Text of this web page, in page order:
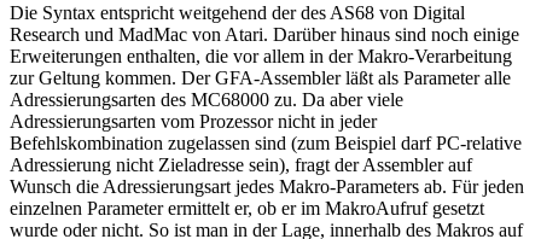
Die Syntax entspricht weitgehend der des AS68 von Digital
Research und MadMac von Atari. Darüber hinaus sind noch einige
Erweiterungen enthalten, die vor allem in der Makro-Verarbeitung
zur Geltung kommen. Der GFA-Assembler läßt als Parameter alle
Adressierungsarten des MC68000 zu. Da aber viele
Adressierungsarten vom Prozessor nicht in jeder
Befehlskombination zugelassen sind (zum Beispiel darf PC-relative
Adressierung nicht Zieladresse sein), fragt der Assembler auf
Wunsch die Adressierungsart jedes Makro-Parameters ab. Für jeden
einzelnen Parameter ermittelt er, ob er im MakroAufruf gesetzt
wurde oder nicht. So ist man in der Lage, innerhalb des Makros auf